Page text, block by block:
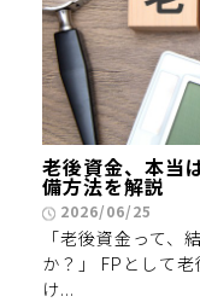
老後資金、本当
備方法を解説
2026/06/25
「老後資金って、
か？」 FPとして
け...